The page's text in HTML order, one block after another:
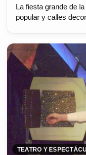
La fiesta grande de
popular y calles
TEATRO Y